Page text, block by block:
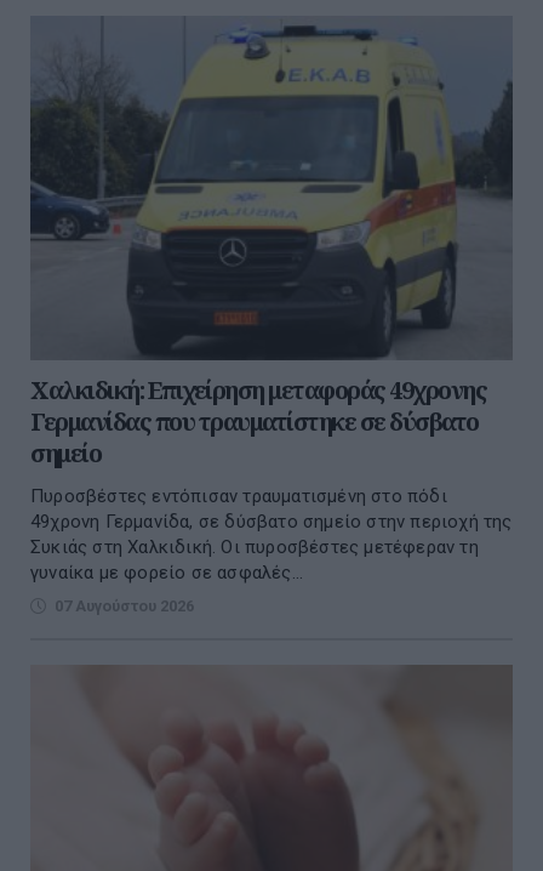
Χαλκιδική: Επιχείρηση μεταφοράς 49χρονης
Γερμανίδας που τραυματίστηκε σε δύσβατο
σημείο
Πυροσβέστες εντόπισαν τραυματισμένη στο πόδι
49χρονη Γερμανίδα, σε δύσβατο σημείο στην περιοχή της
Συκιάς στη Χαλκιδική. Οι πυροσβέστες μετέφεραν τη
γυναίκα με φορείο σε ασφαλές...
07 Αυγούστου 2026